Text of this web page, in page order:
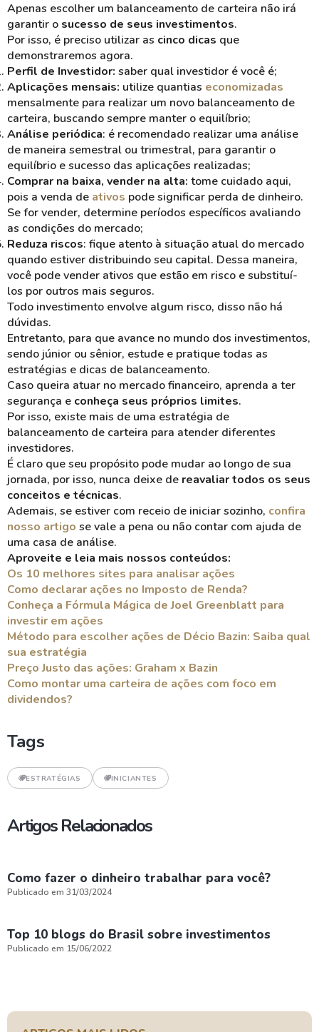
Apenas escolher um balanceamento de carteira não irá
garantir o sucesso de seus investimentos.
Por isso, é preciso utilizar as cinco dicas que
demonstraremos agora.
Perfil de Investidor: saber qual investidor é você é;
Aplicações mensais: utilize quantias economizadas
mensalmente para realizar um novo balanceamento de
carteira, buscando sempre manter o equilíbrio;
Análise periódica: é recomendado realizar uma análise
de maneira semestral ou trimestral, para garantir o
equilíbrio e sucesso das aplicações realizadas;
Comprar na baixa, vender na alta: tome cuidado aqui,
pois a venda de ativos pode significar perda de dinheiro.
Se for vender, determine períodos específicos avaliando
as condições do mercado;
Reduza riscos: fique atento à situação atual do mercado
quando estiver distribuindo seu capital. Dessa maneira,
você pode vender ativos que estão em risco e substituí-
los por outros mais seguros.
Todo investimento envolve algum risco, disso não há
dúvidas.
Entretanto, para que avance no mundo dos investimentos,
sendo júnior ou sênior, estude e pratique todas as
estratégias e dicas de balanceamento.
Caso queira atuar no mercado financeiro, aprenda a ter
segurança e conheça seus próprios limites.
Por isso, existe mais de uma estratégia de
balanceamento de carteira para atender diferentes
investidores.
É claro que seu propósito pode mudar ao longo de sua
jornada, por isso, nunca deixe de reavaliar todos os seus
conceitos e técnicas.
Ademais, se estiver com receio de iniciar sozinho, confira
nosso artigo se vale a pena ou não contar com ajuda de
uma casa de análise.
Aproveite e leia mais nossos conteúdos:
Os 10 melhores sites para analisar ações
Como declarar ações no Imposto de Renda?
Conheça a Fórmula Mágica de Joel Greenblatt para
investir em ações
Método para escolher ações de Décio Bazin: Saiba qual
sua estratégia
Preço Justo das ações: Graham x Bazin
Como montar uma carteira de ações com foco em
dividendos?
Tags
ESTRATÉGIAS INICIANTES
Artigos Relacionados
Como fazer o dinheiro trabalhar para você?
Publicado em 31/03/2024
Top 10 blogs do Brasil sobre investimentos
Publicado em 15/06/2022